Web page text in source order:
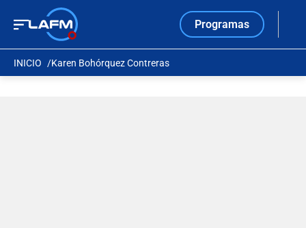
Programas
INICIO Karen Bohórquez Contreras